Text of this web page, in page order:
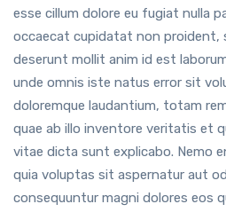
esse cillum dolore eu fugiat nulla
occaecat cupidatat non proident,
deserunt mollit anim id est
unde omnis iste natus error sit
doloremque laudantium, totam
quae ab illo inventore veritatis et
vitae dicta sunt explicabo. Nemo
quia voluptas sit aspernatur aut
consequuntur magni dolores eos